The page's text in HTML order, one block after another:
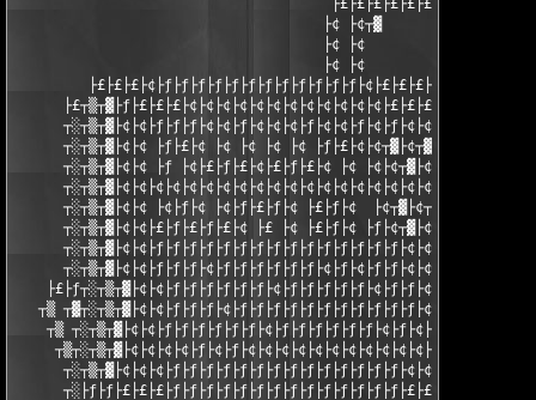
├¢ ├¢┬▓
├¢ ├¢
├¢ ├¢
├£├£├£├¢├ƒ├ƒ├ƒ├ƒ├ƒ├ƒ├ƒ├ƒ├ƒ├ƒ├ƒ├ƒ├¢├£├£├£├£       ┬▓
┬░┬▒┬▓├¢├¢ ├ƒ├£├¢ ├¢ ├¢ ├¢ ├¢ ├ƒ├£├¢├¢┬▓├¢┬▓┬▓┬▓┬▒┬▒┬░
┬░┬▒┬▓├¢├¢ ├ƒ ├¢├£├ƒ├£├¢├£├ƒ├£├¢ ├¢
┬░┬▒┬▓├¢├¢ ├¢├ƒ├¢ ├¢├ƒ├£├ƒ├¢ ├£├ƒ├¢
┬░┬▒┬▓├¢├¢├£├ƒ├£├ƒ├£├¢ ├£ ├¢ ├£├ƒ├¢
┬▒
┬▒